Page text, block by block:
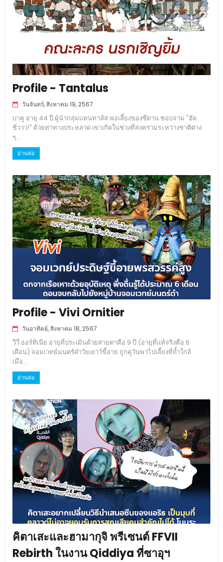
Profile - Tantalus
วันจันทร์, สิงหาคม 19, 2567
บาคู อายุ 44 ปี ผู้นำกลุ่มแทนทาลัส พ่อเลี้ยงของซีดาน ชอบจาม "ฮัด
ชิ่ววว!" ด้วยท่าทางประหลาด เขาเกิดในช่วงที่สงครามระหว่างชาติต่าง
ๆ...
อ่านต่อ
Profile - Vivi Ornitier
วันอาทิตย์, สิงหาคม 18, 2567
วีวี่ ออร์ทิเนีย อายุที่ประเมินด้วยสายตาคือ 9 ปี (อายุที่แท้จริงคือ 6
เดือน) จอมเวทย์มนตร์ดำวัยเยาว์ขี้อาย ถูกคูวันพาไปเลี้ยงที่ถ้่ำใกล้
เมือ...
อ่านต่อ
คิตาเสะและฮามากุจิ พรีเซนต์ FFVII
Rebirth ในงาน Qiddiya ที่ซาอุฯ